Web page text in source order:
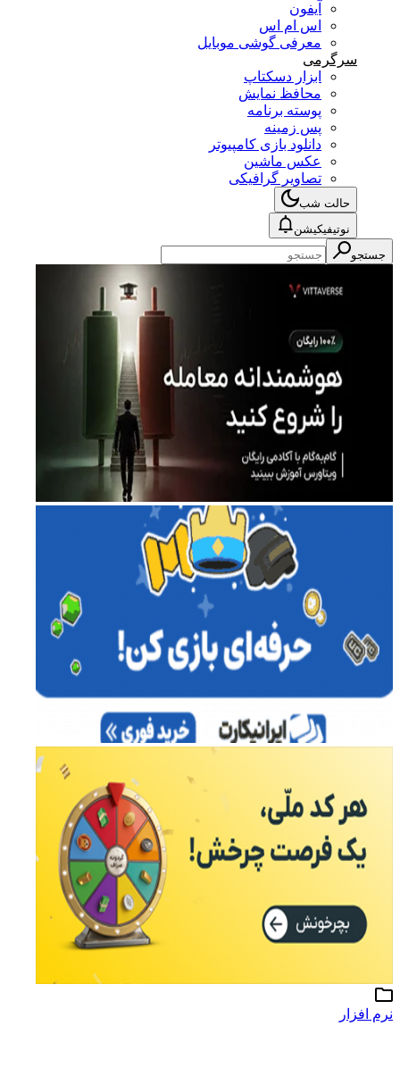
آیفون
اس ام اس
معرفی گوشی موبایل
سرگرمی
ابزار دسکتاپ
محافظ نمایش
پوسته برنامه
پس زمینه
دانلود بازی کامپیوتر
عکس ماشین
تصاویر گرافیکی
حالت شب
نوتیفیکیشن
جستجو
نرم افزار